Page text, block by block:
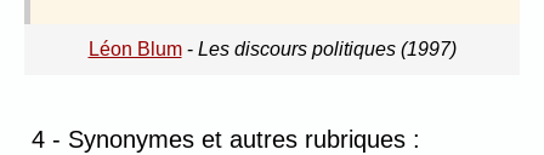
Léon Blum- Les discours politiques (1997)
4 - Synonymes et autres rubriques :